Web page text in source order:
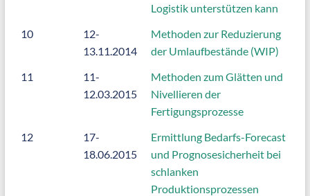
Logistik unterstützen kann
10
12-
13.11.2014
Methoden zur Reduzierung
der Umlaufbestände (WIP)
11
11-
12.03.2015
Methoden zum Glätten und
Nivellieren der
Fertigungsprozesse
12
17-
18.06.2015
Ermittlung Bedarfs-Forecast
und Prognosesicherheit bei
schlanken
Produktionsprozessen